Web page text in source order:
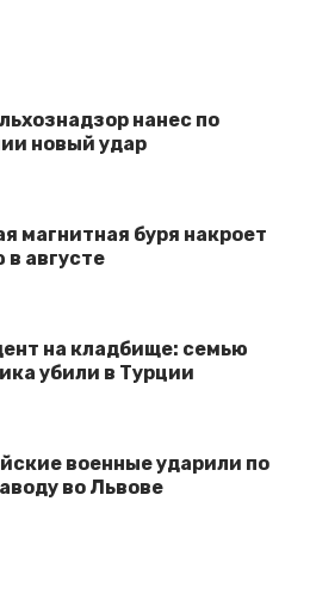
нанес по
новый удар
магнитная буря накроет
августе
на кладбище: семью
убили в Турции
военные ударили по
во Львове